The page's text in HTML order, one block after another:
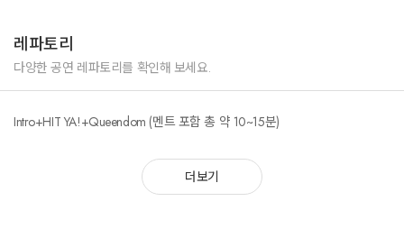
레파토리
다양한 공연 레파토리를 확인해 보세요.
Intro+HIT YA!+Queendom (멘트 포함 총 약 10~15분)
더보기